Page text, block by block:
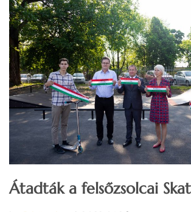
Átadták a felsőzsolcai